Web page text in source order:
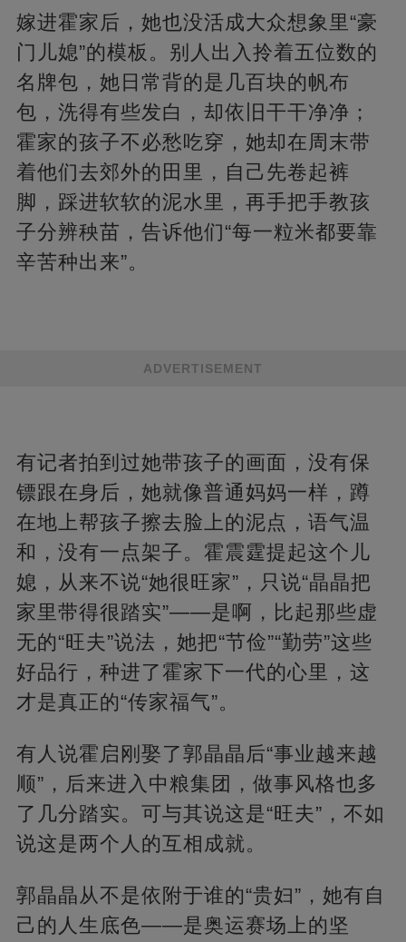
嫁进霍家后，她也没活成大众想象里“豪
门儿媳”的模板。别人出入拎着五位数的
名牌包，她日常背的是几百块的帆布
包，洗得有些发白，却依旧干干净净；
霍家的孩子不必愁吃穿，她却在周末带
着他们去郊外的田里，自己先卷起裤
脚，踩进软软的泥水里，再手把手教孩
子分辨秧苗，告诉他们“每一粒米都要靠
辛苦种出来”。
ADVERTISEMENT
有记者拍到过她带孩子的画面，没有保
镖跟在身后，她就像普通妈妈一样，蹲
在地上帮孩子擦去脸上的泥点，语气温
和，没有一点架子。霍震霆提起这个儿
媳，从来不说“她很旺家”，只说“晶晶把
家里带得很踏实”——是啊，比起那些虚
无的“旺夫”说法，她把“节俭”“勤劳”这些
好品行，种进了霍家下一代的心里，这
才是真正的“传家福气”。
有人说霍启刚娶了郭晶晶后“事业越来越
顺”，后来进入中粮集团，做事风格也多
了几分踏实。可与其说这是“旺夫”，不如
说这是两个人的互相成就。
郭晶晶从不是依附于谁的“贵妇”，她有自
己的人生底色——是奥运赛场上的坚